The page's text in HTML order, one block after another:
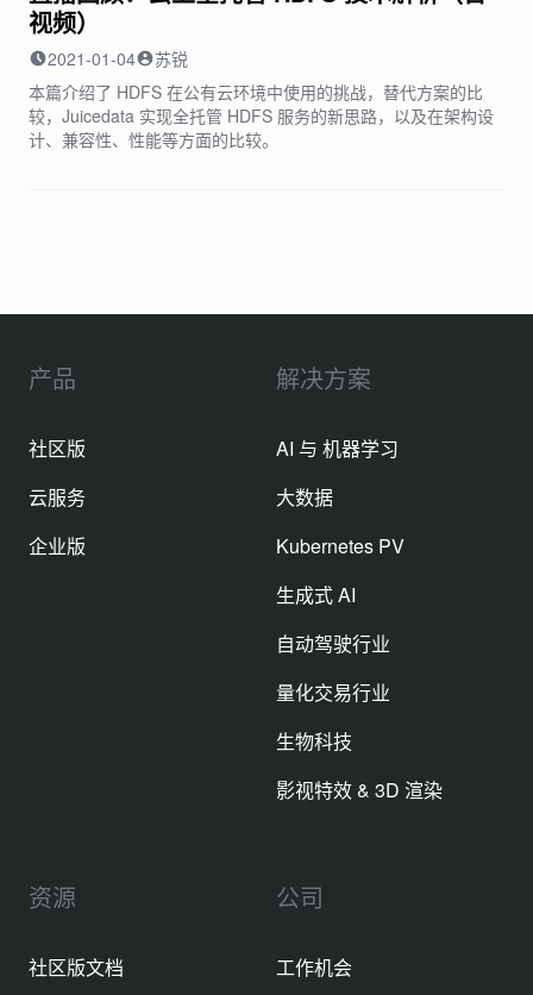
视频）
2021-01-04
苏锐
本篇介绍了 HDFS 在公有云环境中使用的挑战，替代方案的比
较，Juicedata 实现全托管 HDFS 服务的新思路，以及在架构设
计、兼容性、性能等方面的比较。
产品
社区版
云服务
企业版
解决方案
AI 与 机器学习
大数据
Kubernetes PV
生成式 AI
自动驾驶行业
量化交易行业
生物科技
影视特效 & 3D 渲染
资源
社区版文档
公司
工作机会